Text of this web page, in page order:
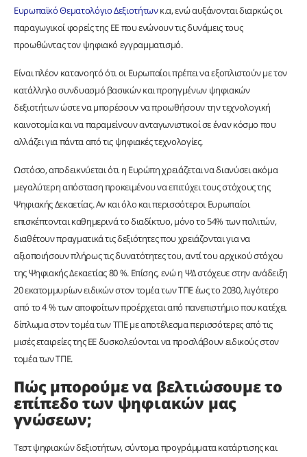
Ευρωπαϊκό Θεματολόγιο Δεξιοτήτωνκ.α, ενώ αυξάνονται διαρκώς οι
παραγωγικοί φορείς της ΕΕ που ενώνουν τις δυνάμεις τους
προωθώντας τον ψηφιακό εγγραμματισμό.
Είναι πλέον κατανοητό ότι οι Ευρωπαίοι πρέπει να εξοπλιστούν με τον
κατάλληλο συνδυασμό βασικών και προηγμένων ψηφιακών
δεξιοτήτων ώστε να μπορέσουν να προωθήσουν την τεχνολογική
καινοτομία και να παραμείνουν ανταγωνιστικοί σε έναν κόσμο που
αλλάζει για πάντα από τις ψηφιακές τεχνολογίες.
Ωστόσο, αποδεικνύεται ότι η Ευρώπη χρειάζεται να διανύσει ακόμα
μεγαλύτερη απόσταση προκειμένου να επιτύχει τους στόχους της
Ψηφιακής Δεκαετίας. Αν και όλο και περισσότεροι Ευρωπαίοι
επισκέπτονται καθημερινά το διαδίκτυο, μόνο το 54% των πολιτών,
διαθέτουν πραγματικά τις δεξιότητες που χρειάζονται για να
αξιοποιήσουν πλήρως τις δυνατότητες του, αντί του αρχικού στόχου
της Ψηφιακής Δεκαετίας 80 %. Επίσης, ενώ η ΨΔ στόχευε στην ανάδειξη
20 εκατομμυρίων ειδικών στον τομέα των ΤΠΕ έως το 2030, λιγότερο
από το 4 % των αποφοίτων προέρχεται από πανεπιστήμιο που κατέχει
δίπλωμα στον τομέα των ΤΠΕ με αποτέλεσμα περισσότερες από τις
μισές εταιρείες της ΕΕ δυσκολεύονται να προσλάβουν ειδικούς στον
τομέα των ΤΠΕ.
Πώς μπορούμε να βελτιώσουμε το
επίπεδο των ψηφιακών μας
γνώσεων;
Τεστ ψηφιακών δεξιοτήτων, σύντομα προγράμματα κατάρτισης και